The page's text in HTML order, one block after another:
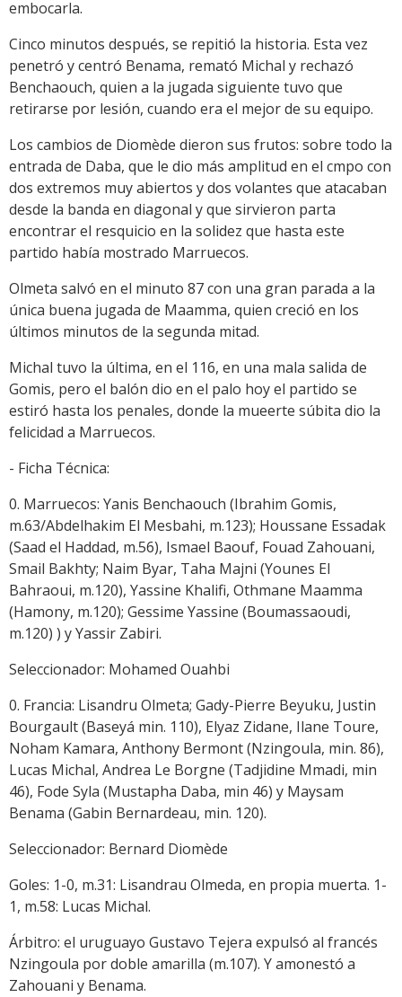
embocarla.
Cinco minutos después, se repitió la historia. Esta vez
penetró y centró Benama, remató Michal y rechazó
Benchaouch, quien a la jugada siguiente tuvo que
retirarse por lesión, cuando era el mejor de su equipo.
Los cambios de Diomède dieron sus frutos: sobre todo la
entrada de Daba, que le dio más amplitud en el cmpo con
dos extremos muy abiertos y dos volantes que atacaban
desde la banda en diagonal y que sirvieron parta
encontrar el resquicio en la solidez que hasta este
partido había mostrado Marruecos.
Olmeta salvó en el minuto 87 con una gran parada a la
única buena jugada de Maamma, quien creció en los
últimos minutos de la segunda mitad.
Michal tuvo la última, en el 116, en una mala salida de
Gomis, pero el balón dio en el palo hoy el partido se
estiró hasta los penales, donde la mueerte súbita dio la
felicidad a Marruecos.
- Ficha Técnica:
0. Marruecos: Yanis Benchaouch (Ibrahim Gomis,
m.63/Abdelhakim El Mesbahi, m.123); Houssane Essadak
(Saad el Haddad, m.56), Ismael Baouf, Fouad Zahouani,
Smail Bakhty; Naim Byar, Taha Majni (Younes El
Bahraoui, m.120), Yassine Khalifi, Othmane Maamma
(Hamony, m.120); Gessime Yassine (Boumassaoudi,
m.120) ) y Yassir Zabiri.
Seleccionador: Mohamed Ouahbi
0. Francia: Lisandru Olmeta; Gady-Pierre Beyuku, Justin
Bourgault (Baseyá min. 110), Elyaz Zidane, Ilane Toure,
Noham Kamara, Anthony Bermont (Nzingoula, min. 86),
Lucas Michal, Andrea Le Borgne (Tadjidine Mmadi, min
46), Fode Syla (Mustapha Daba, min 46) y Maysam
Benama (Gabin Bernardeau, min. 120).
Seleccionador: Bernard Diomède
Goles: 1-0, m.31: Lisandrau Olmeda, en propia muerta. 1-
1, m.58: Lucas Michal.
Árbitro: el uruguayo Gustavo Tejera expulsó al francés
Nzingoula por doble amarilla (m.107). Y amonestó a
Zahouani y Benama.